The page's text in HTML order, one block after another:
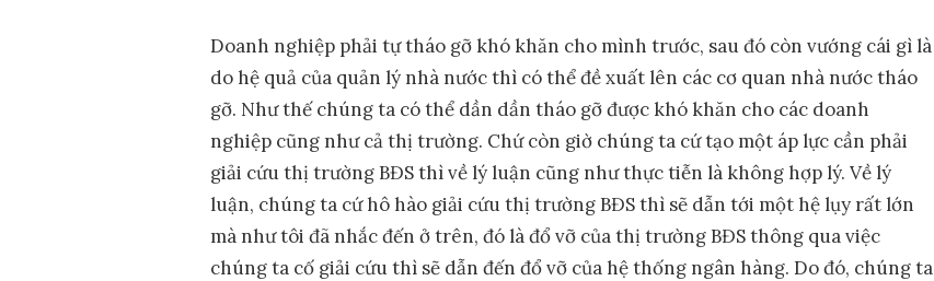
Doanh nghiệp phải tự tháo gỡ khó khăn cho mình trước, sau đó còn vướng cái gì là
do hệ quả của quản lý nhà nước thì có thể đề xuất lên các cơ quan nhà nước tháo
gỡ. Như thế chúng ta có thể dần dần tháo gỡ được khó khăn cho các doanh
nghiệp cũng như cả thị trường. Chứ còn giờ chúng ta cứ tạo một áp lực cần phải
giải cứu thị trường BĐS thì về lý luận cũng như thực tiễn là không hợp lý. Về lý
luận, chúng ta cứ hô hào giải cứu thị trường BĐS thì sẽ dẫn tới một hệ lụy rất lớn
mà như tôi đã nhắc đến ở trên, đó là đổ vỡ của thị trường BĐS thông qua việc
chúng ta cố giải cứu thì sẽ dẫn đến đổ vỡ của hệ thống ngân hàng. Do đó, chúng ta